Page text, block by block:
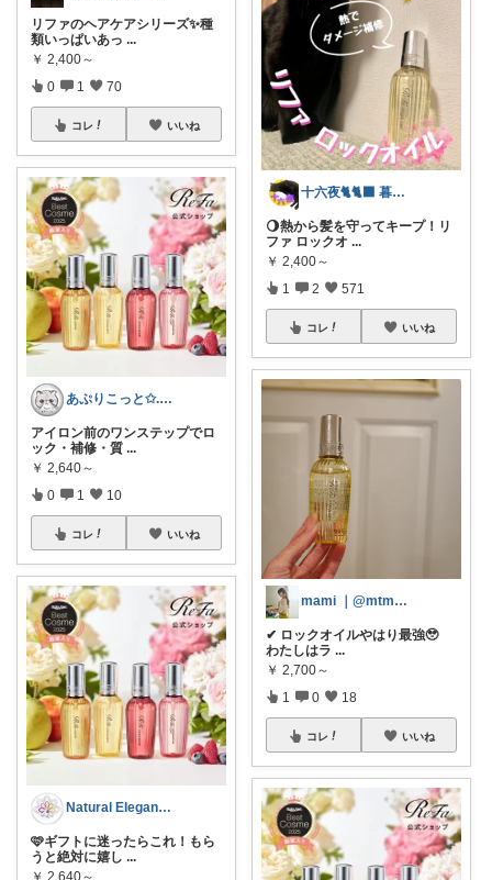
リファのヘアケアシリーズ✨種
類いっぱいあっ ...
￥ 2,400～
0 1 70
コレ いいね
あぷりこっと✩.*˚100%ROOM経由
アイロン前のワンステップでロ
ック・補修・質 ...
￥ 2,640～
0 1 10
コレ いいね
Natural Elegance169
🩷ギフトに迷ったらこれ！もら
うと絶対に嬉し ...
十六夜🐈🐈‍⬛ 暮らしのあれこれ
🌖熱から髪を守ってキープ！リ
ファ ロックオ ...
￥ 2,400～
1 2 571
コレ いいね
mami ｜@mtmtharb
✔︎ ロックオイルやはり最強🥹
わたしはラ ...
￥ 2,700～
1 0 18
コレ いいね